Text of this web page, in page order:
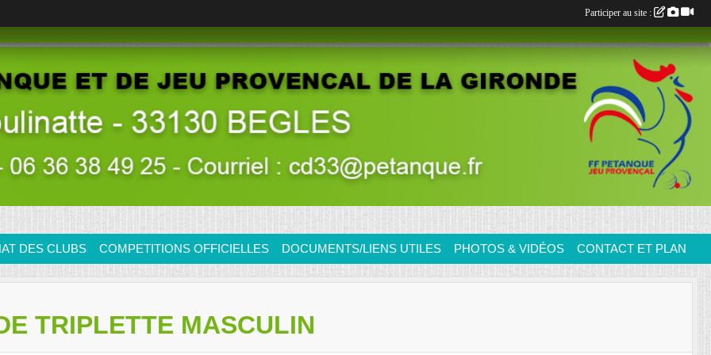
DES CLUBS COMPETITIONS OFFICIELLES DOCUMENTS/LIENS UTILES PHOTOS & VIDÉOS CONTACT ET PLAN
TRIPLETTE MASCULIN
Participer au site :